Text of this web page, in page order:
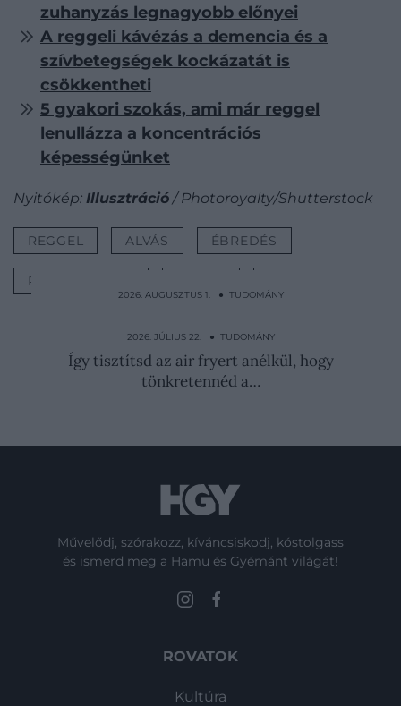
zuhanyzás legnagyobb előnyei
A reggeli kávézás a demencia és a
szívbetegségek kockázatát is
csökkentheti
5 gyakori szokás, ami már reggel
lenullázza a koncentrációs
képességünket
Nyitókép: Illusztráció/ Photoroyalty/Shutterstock
REGGEL ALVÁS ÉBREDÉS
REGGELI RUTIN
2026. AUGUSZTUS 1. ● TUDOMÁNY
isznak és skorpiót…
2026. JÚLIUS 22. ● TUDOMÁNY
Így tisztítsd az air fryert anélkül, hogy
tönkretennéd a…
Művelődj, szórakozz, kíváncsiskodj, kóstolgass
és ismerd meg a Hamu és Gyémánt világát!
ROVATOK
Kultúra